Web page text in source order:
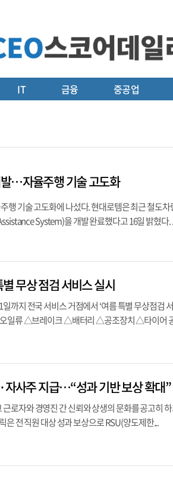
IT 금융 중공업
…자율주행 기술 고도화
행 기술 고도화에 나섰다. 현대로템은 최근 철도
System)을 개발 완료했다고 16일 밝혔다.
무상 점검 서비스 실시
까지 전국 서비스 거점에서 ‘여름 특별 무상점검
일류 △브레이크 △배터리 △공조장치 △타이어
자사주 지급…“성과 기반 보상 확대”
로자와 경영진 간 신뢰와 상생의 문화를 공고히
은 전 직원 대상 성과 보상으로 RSU(양도제한...